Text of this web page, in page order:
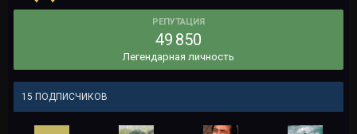
РЕПУТАЦИЯ
49 850
Легендарная личность
15 ПОДПИСЧИКОВ